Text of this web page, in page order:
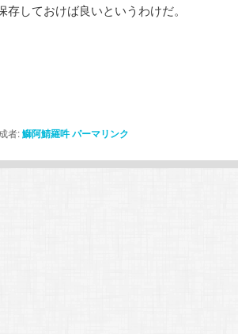
存しておけば良いというわけだ。
者:鰤阿鯖羅吽パーマリンク